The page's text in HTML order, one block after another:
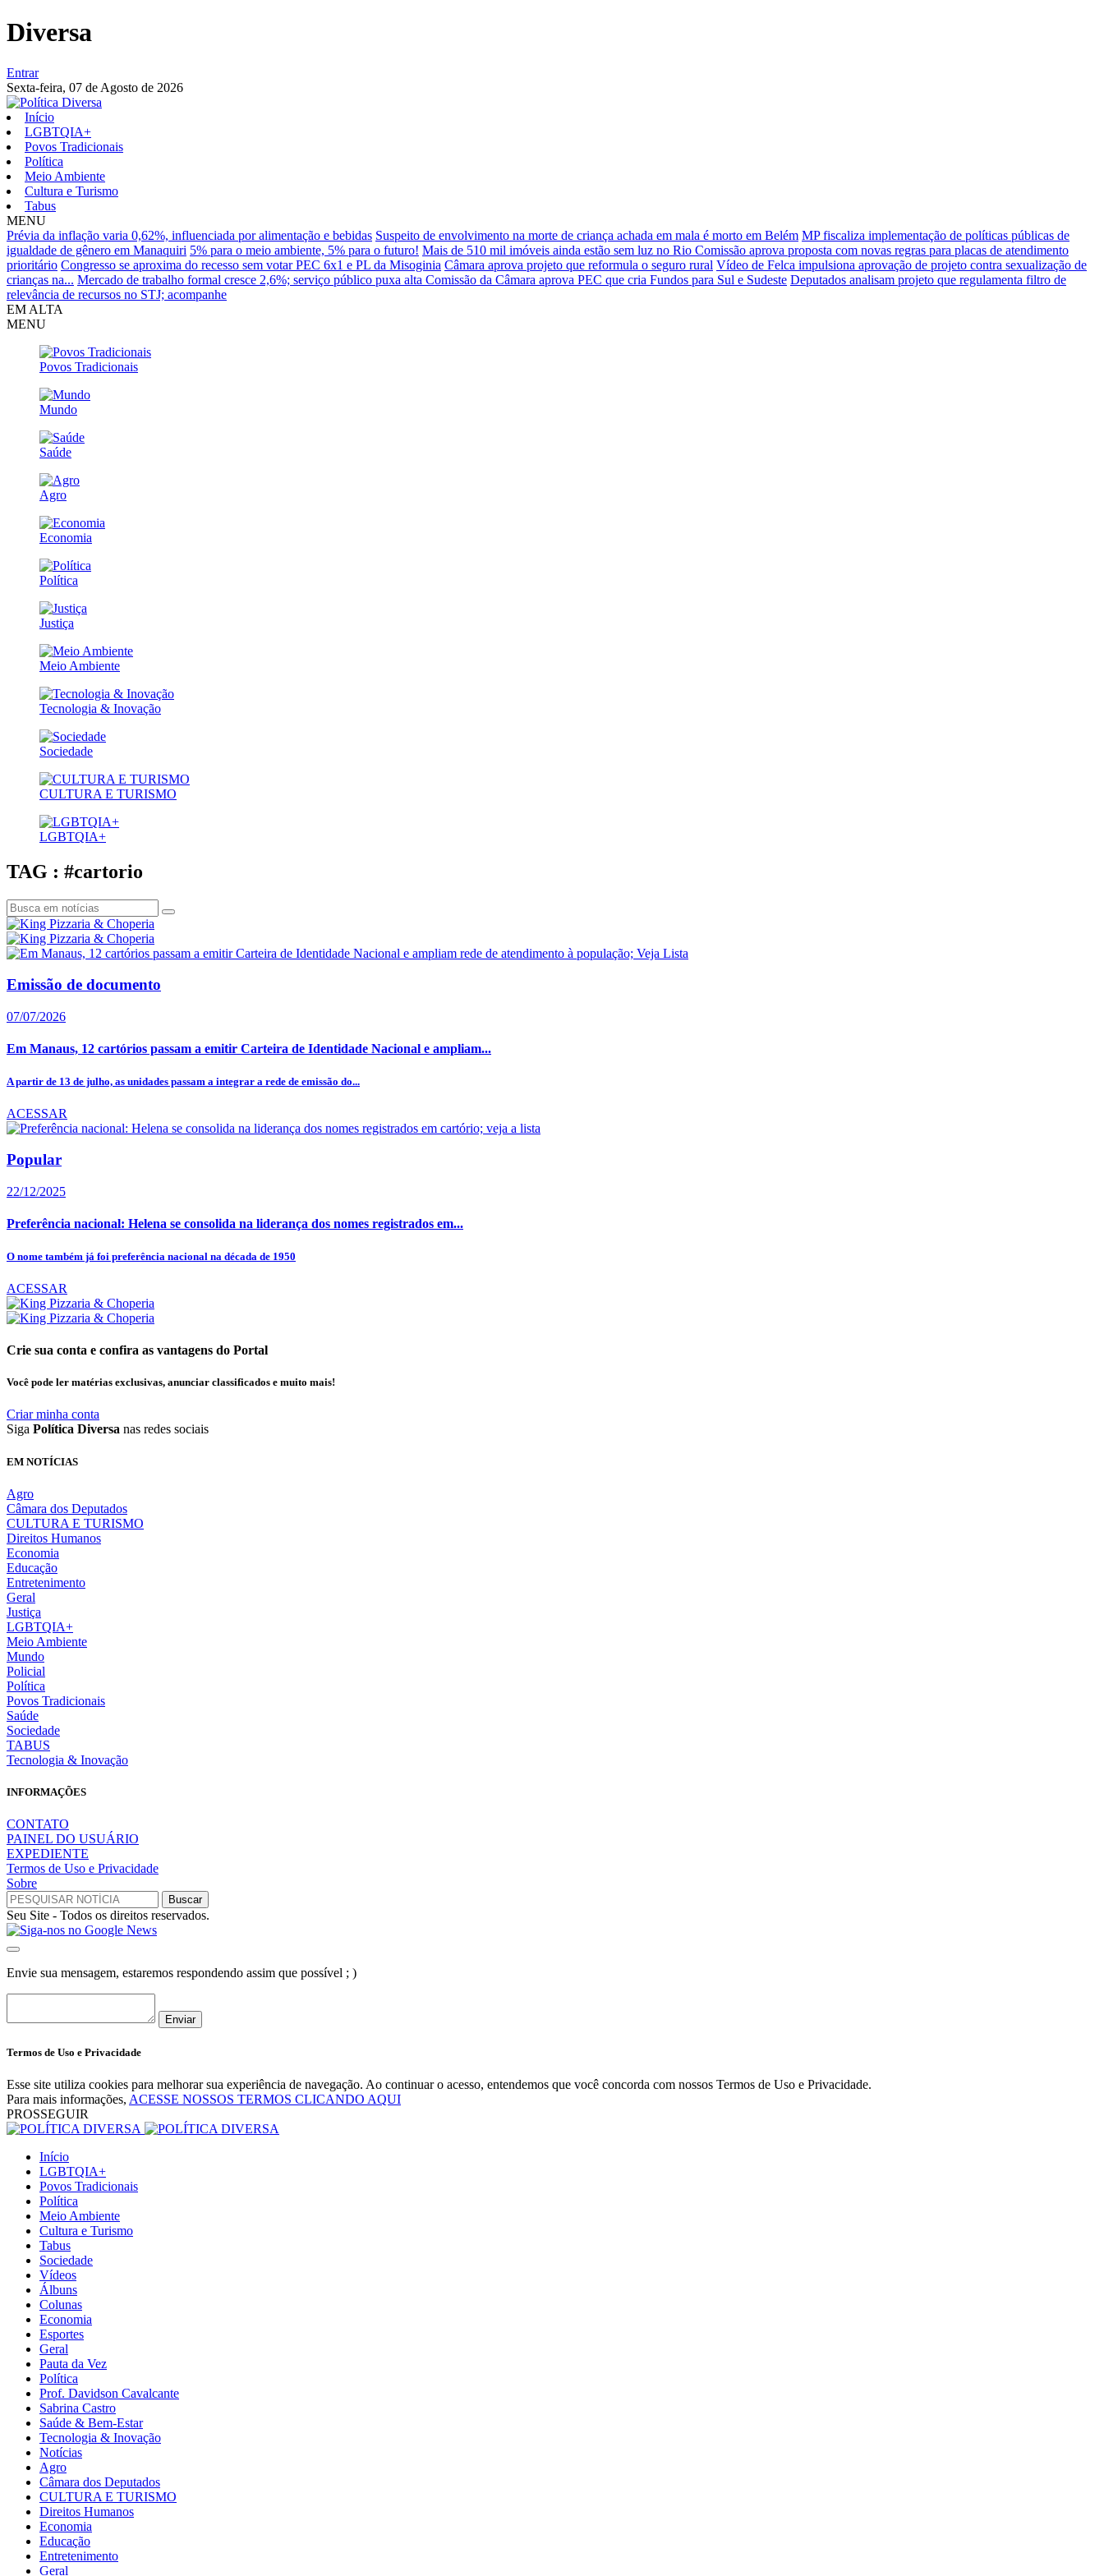
Diversa
Entrar
Sexta-feira, 07 de Agosto de 2026
Início
LGBTQIA+
Povos Tradicionais
Política
Meio Ambiente
Cultura e Turismo
Tabus
MENU
Prévia da inflação varia 0,62%, influenciada por alimentação e bebidas Suspeito de envolvimento na morte de criança achada em mala é morto em Belém MP fiscaliza implementação de políticas públicas de
igualdade de gênero em Manaquiri 5% para o meio ambiente, 5% para o futuro! Mais de 510 mil imóveis ainda estão sem luz no Rio Comissão aprova proposta com novas regras para placas de atendimento
prioritário Congresso se aproxima do recesso sem votar PEC 6x1 e PL da Misoginia Câmara aprova projeto que reformula o seguro rural Vídeo de Felca impulsiona aprovação de projeto contra sexualização de
crianças na... Mercado de trabalho formal cresce 2,6%; serviço público puxa alta Comissão da Câmara aprova PEC que cria Fundos para Sul e Sudeste Deputados analisam projeto que regulamenta filtro de
relevância de recursos no STJ; acompanhe
EM ALTA
MENU
Povos Tradicionais
Mundo
Saúde
Agro
Economia
Política
Justiça
Meio Ambiente
Tecnologia & Inovação
Sociedade
CULTURA E TURISMO
LGBTQIA+
TAG : #cartorio
Emissão de documento
07/07/2026
Em Manaus, 12 cartórios passam a emitir Carteira de Identidade Nacional e ampliam...
A partir de 13 de julho, as unidades passam a integrar a rede de emissão do...
ACESSAR
Popular
22/12/2025
Preferência nacional: Helena se consolida na liderança dos nomes registrados em...
O nome também já foi preferência nacional na década de 1950
ACESSAR
Crie sua conta e confira as vantagens do Portal
Você pode ler matérias exclusivas, anunciar classificados e muito mais!
Criar minha conta
Siga Política Diversa nas redes sociais
EM NOTÍCIAS
Agro
Câmara dos Deputados
CULTURA E TURISMO
Direitos Humanos
Economia
Educação
Entretenimento
Geral
Justiça
LGBTQIA+
Meio Ambiente
Mundo
Policial
Política
Povos Tradicionais
Saúde
Sociedade
TABUS
Tecnologia & Inovação
INFORMAÇÕES
CONTATO
PAINEL DO USUÁRIO
EXPEDIENTE
Termos de Uso e Privacidade
Sobre
Seu Site - Todos os direitos reservados.
Envie sua mensagem, estaremos respondendo assim que possível ; )
Enviar
Termos de Uso e Privacidade
Esse site utiliza cookies para melhorar sua experiência de navegação. Ao continuar o acesso, entendemos que você concorda com nossos Termos de Uso e Privacidade.
Para mais informações, ACESSE NOSSOS TERMOS CLICANDO AQUI
PROSSEGUIR
Início
LGBTQIA+
Povos Tradicionais
Política
Meio Ambiente
Cultura e Turismo
Tabus
Sociedade
Vídeos
Álbuns
Colunas
Economia
Esportes
Geral
Pauta da Vez
Política
Prof. Davidson Cavalcante
Sabrina Castro
Saúde & Bem-Estar
Tecnologia & Inovação
Notícias
Agro
Câmara dos Deputados
CULTURA E TURISMO
Direitos Humanos
Economia
Educação
Entretenimento
Geral